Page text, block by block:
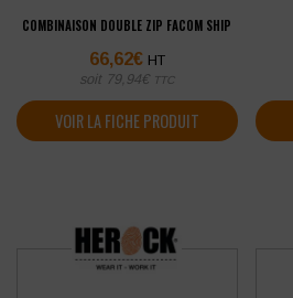
COMBINAISON DOUBLE ZIP FACOM SHIP
66,62€ HT
soit 79,94€ TTC
VOIR LA FICHE PRODUIT